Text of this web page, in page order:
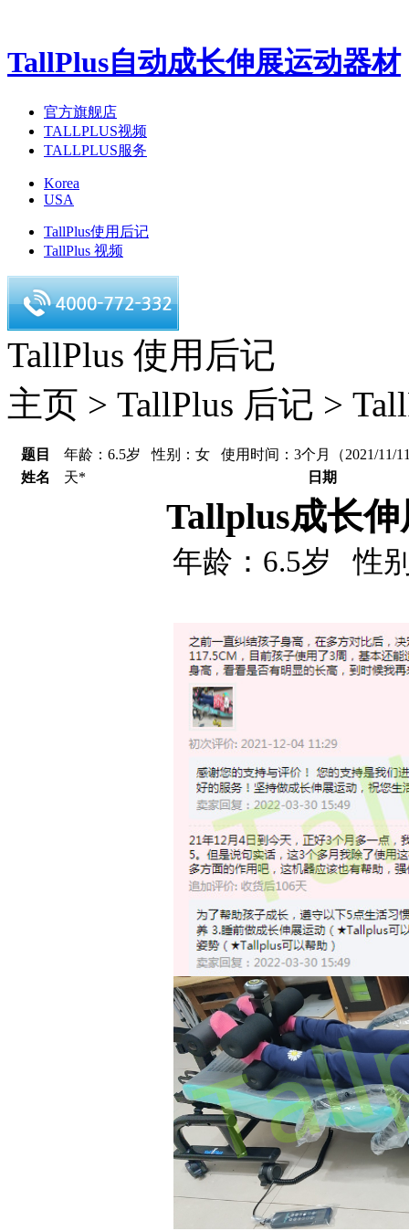
TallPlus自动成长伸展运动器材
官方旗舰店
TALLPLUS视频
TALLPLUS服务
Korea
USA
TallPlus使用后记
TallPlus 视频
TallPlus 使用后记
主页 > TallPlus 后记 >
题目
年龄：6.5岁 性别：女 使用时间：3个月（2021/11/
姓名
天* 日期
Tallplus成长
年龄：6.5岁 性